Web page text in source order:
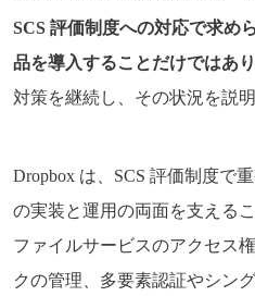
SCS 評価制度への対応で求め
品を導入することだけではあり
対策を継続し、その状況を説
Dropbox は、SCS 評価制度で
の実装と運用の両面を支える
ファイルサービスのアクセス
クの管理、多要素認証やシン